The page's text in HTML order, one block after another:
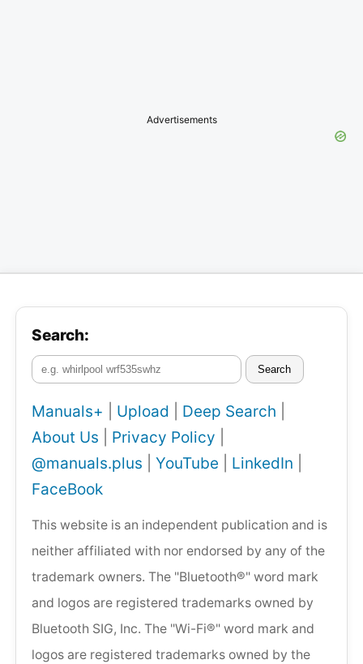
Advertisements
Search:
Search
Manuals+ Upload Deep Search
About Us
Privacy Policy
@manuals.plus
YouTube LinkedIn
FaceBook
This website is an independent publication and is
neither affiliated with nor endorsed by any of the
trademark owners. The "Bluetooth®" word mark
and logos are registered trademarks owned by
Bluetooth SIG, Inc. The "Wi-Fi®" word mark and
logos are registered trademarks owned by the